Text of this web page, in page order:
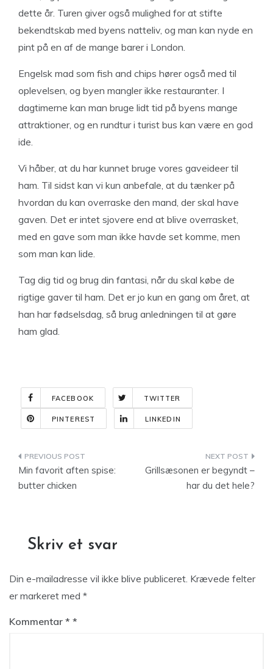
dette år. Turen giver også mulighed for at stifte
bekendtskab med byens natteliv, og man kan nyde en
pint på en af de mange barer i London.
Engelsk mad som fish and chips hører også med til
oplevelsen, og byen mangler ikke restauranter. I
dagtimerne kan man bruge lidt tid på byens mange
attraktioner, og en rundtur i turist bus kan være en god
ide.
Vi håber, at du har kunnet bruge vores gaveideer til
ham. Til sidst kan vi kun anbefale, at du tænker på
hvordan du kan overraske den mand, der skal have
gaven. Det er intet sjovere end at blive overrasket,
med en gave som man ikke havde set komme, men
som man kan lide.
Tag dig tid og brug din fantasi, når du skal købe de
rigtige gaver til ham. Det er jo kun en gang om året, at
han har fødselsdag, så brug anledningen til at gøre
ham glad.
FACEBOOK TWITTER
PINTEREST LINKEDIN
Indlægsnavigation
Min favorit aften spise:
butter chicken
Grillsæsonen er begyndt –
har du det hele?
Skriv et svar
Din e-mailadresse vil ikke blive publiceret. Krævede felter
er markeret med *
Kommentar *